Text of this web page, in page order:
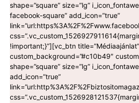
shape=”square” size=”lg”
facebook-square” add_icon=”true”
!important;}”][vc_btn
custom_background=”#c10b49″
shape=”square” size=”lg”
add_icon=”true”